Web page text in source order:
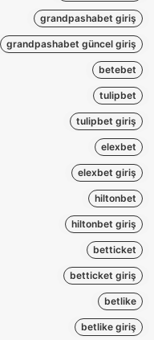
grandpashabet giriş
grandpashabet güncel giriş
betebet
tulipbet
tulipbet giriş
elexbet
elexbet giriş
hiltonbet
hiltonbet giriş
betticket
betticket giriş
betlike
betlike giriş